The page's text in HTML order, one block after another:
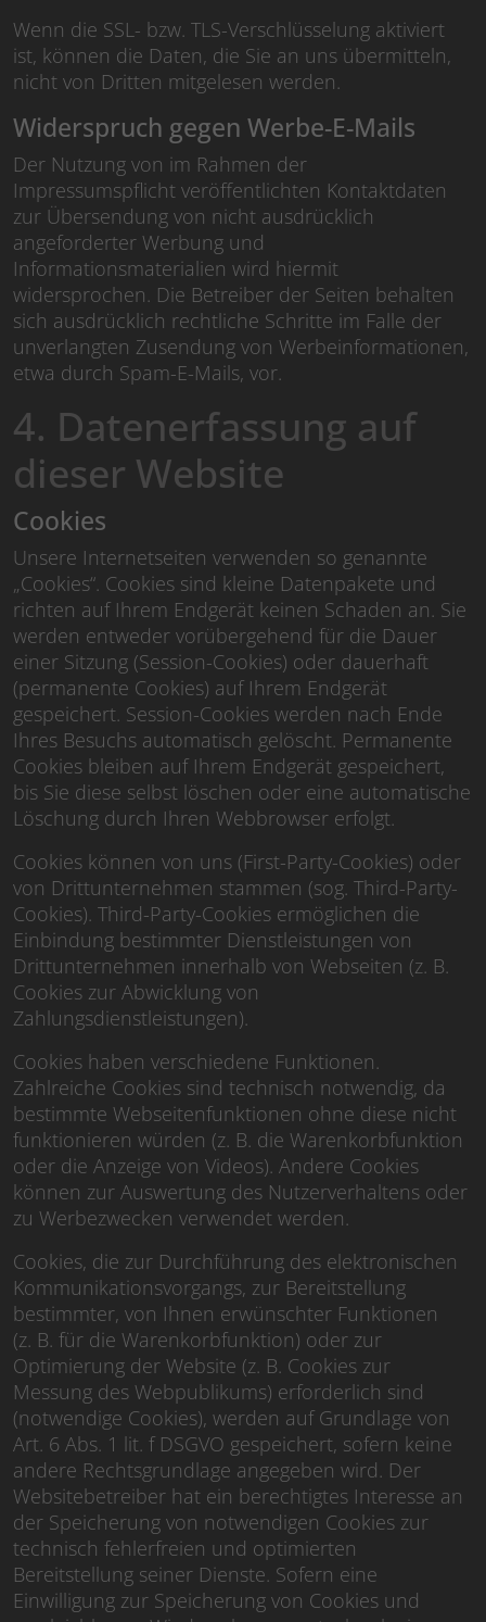
Wenn die SSL- bzw. TLS-Verschlüsselung aktiviert
ist, können die Daten, die Sie an uns übermitteln,
nicht von Dritten mitgelesen werden.
Widerspruch gegen Werbe-E-Mails
Der Nutzung von im Rahmen der
Impressumspflicht veröffentlichten Kontaktdaten
zur Übersendung von nicht ausdrücklich
angeforderter Werbung und
Informationsmaterialien wird hiermit
widersprochen. Die Betreiber der Seiten behalten
sich ausdrücklich rechtliche Schritte im Falle der
unverlangten Zusendung von Werbeinformationen,
etwa durch Spam-E-Mails, vor.
4. Datenerfassung auf
dieser Website
Cookies
Unsere Internetseiten verwenden so genannte
„Cookies“. Cookies sind kleine Datenpakete und
richten auf Ihrem Endgerät keinen Schaden an. Sie
werden entweder vorübergehend für die Dauer
einer Sitzung (Session-Cookies) oder dauerhaft
(permanente Cookies) auf Ihrem Endgerät
gespeichert. Session-Cookies werden nach Ende
Ihres Besuchs automatisch gelöscht. Permanente
Cookies bleiben auf Ihrem Endgerät gespeichert,
bis Sie diese selbst löschen oder eine automatische
Löschung durch Ihren Webbrowser erfolgt.
Cookies können von uns (First-Party-Cookies) oder
von Drittunternehmen stammen (sog. Third-Party-
Cookies). Third-Party-Cookies ermöglichen die
Einbindung bestimmter Dienstleistungen von
Drittunternehmen innerhalb von Webseiten (z. B.
Cookies zur Abwicklung von
Zahlungsdienstleistungen).
Cookies haben verschiedene Funktionen.
Zahlreiche Cookies sind technisch notwendig, da
bestimmte Webseitenfunktionen ohne diese nicht
funktionieren würden (z. B. die Warenkorbfunktion
oder die Anzeige von Videos). Andere Cookies
können zur Auswertung des Nutzerverhaltens oder
zu Werbezwecken verwendet werden.
Cookies, die zur Durchführung des elektronischen
Kommunikationsvorgangs, zur Bereitstellung
bestimmter, von Ihnen erwünschter Funktionen
(z. B. für die Warenkorbfunktion) oder zur
Optimierung der Website (z. B. Cookies zur
Messung des Webpublikums) erforderlich sind
(notwendige Cookies), werden auf Grundlage von
Art. 6 Abs. 1 lit. f DSGVO gespeichert, sofern keine
andere Rechtsgrundlage angegeben wird. Der
Websitebetreiber hat ein berechtigtes Interesse an
der Speicherung von notwendigen Cookies zur
technisch fehlerfreien und optimierten
Bereitstellung seiner Dienste. Sofern eine
Einwilligung zur Speicherung von Cookies und